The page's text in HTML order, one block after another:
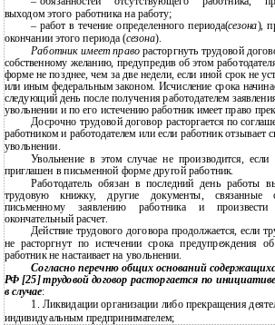
выходом этого работника на работу;
– работ в течение определенного периода(сезона),
окончании этого периода (сезона).
Работник имеет праворасторгнуть трудовой
собственному желанию, предупредив об этом
форме не позднее, чем за две недели, если иной срок не
или иным федеральным законом. Исчисление срока
следующий день после получения работодателем
увольнении и по его истечению работник имеет право
Досрочно трудовой договор расторгается по
работником и работодателем или если работник отзывает
увольнении.
Увольнение в этом случае не производится,
приглашен в письменной форме другой работник.
Работодатель обязан в последний день работы
трудовую книжку, другие документы,
письменному заявлению работника и
окончательный расчет.
Действие трудового договора продолжается, если
не расторгнут по истечении срока предупреждения
работник не настаивает на увольнении.
Согласно перечню общих оснований
РФ [25] трудовой договор расторгается по
в случае:
1. Ликвидации организации либо прекращения
индивидуальным предпринимателем;